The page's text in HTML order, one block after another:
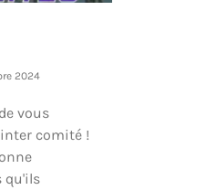
2024
vous
comité !
qu'ils